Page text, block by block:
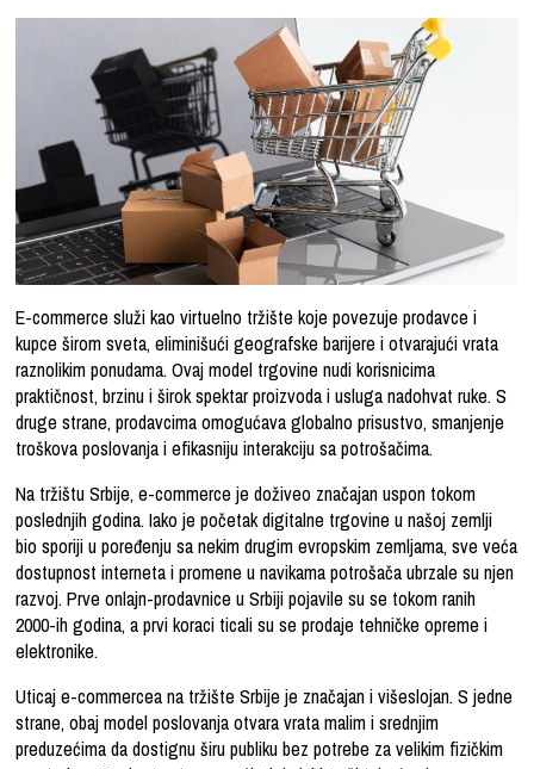
E-commerce služi kao virtuelno tržište koje povezuje prodavce i
kupce širom sveta, eliminišući geografske barijere i otvarajući vrata
raznolikim ponudama. Ovaj model trgovine nudi korisnicima
praktičnost, brzinu i širok spektar proizvoda i usluga nadohvat ruke. S
druge strane, prodavcima omogućava globalno prisustvo, smanjenje
troškova poslovanja i efikasniju interakciju sa potrošačima.
Na tržištu Srbije, e-commerce je doživeo značajan uspon tokom
poslednjih godina. Iako je početak digitalne trgovine u našoj zemlji
bio sporiji u poređenju sa nekim drugim evropskim zemljama, sve veća
dostupnost interneta i promene u navikama potrošača ubrzale su njen
razvoj. Prve onlajn-prodavnice u Srbiji pojavile su se tokom ranih
2000-ih godina, a prvi koraci ticali su se prodaje tehničke opreme i
elektronike.
Uticaj e-commercea na tržište Srbije je značajan i višeslojan. S jedne
strane, obaj model poslovanja otvara vrata malim i srednjim
preduzećima da dostignu širu publiku bez potrebe za velikim fizičkim